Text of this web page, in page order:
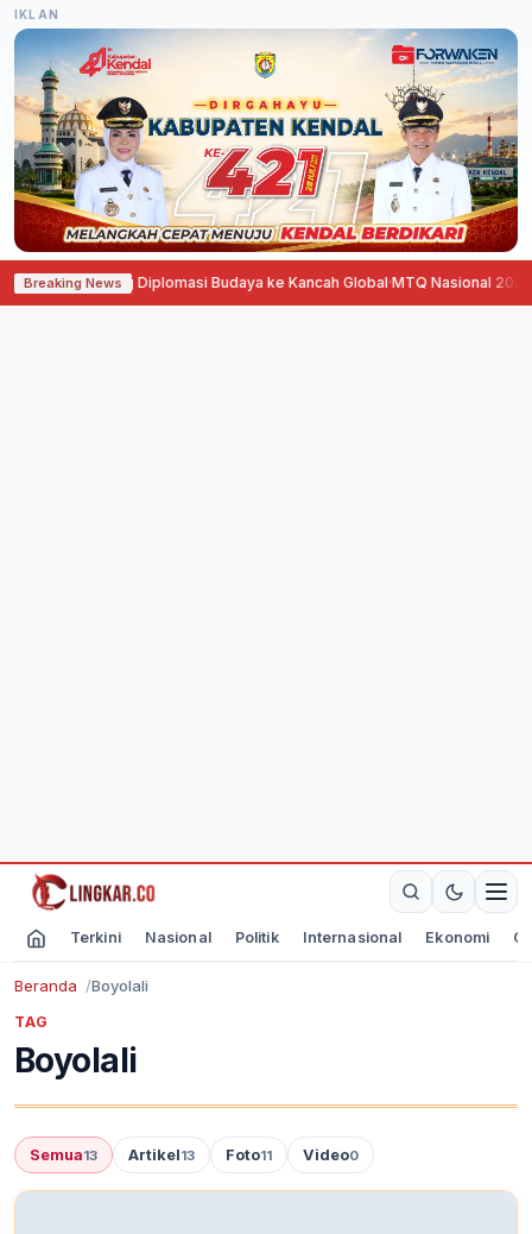
IKLAN
Breaking News
Dorong Diplomasi Budaya ke Kancah Global·MTQ Nasional 2026 di
Terkini Nasional Politik Internasional Ekonomi
Beranda Boyolali
TAG
Boyolali
Semua13 Artikel13 Foto11 Video0